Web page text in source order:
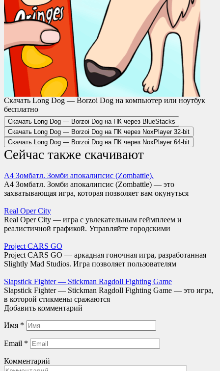
Скачать Long Dog — Borzoi Dog на компьютер или ноутбук
бесплатно
Скачать Long Dog — Borzoi Dog на ПК через BlueStacks
Скачать Long Dog — Borzoi Dog на ПК через NoxPlayer 32-bit
Скачать Long Dog — Borzoi Dog на ПК через NoxPlayer 64-bit
Сейчас также скачивают
А4 Зомбатл. Зомби апокалипсис (Zombattle).
A4 Зомбатл. Зомби апокалипсис (Zombattle) — это
захватывающая игра, которая позволяет вам окунуться
Real Oper City
Real Oper City — игра с увлекательным геймплеем и
реалистичной графикой. Управляйте городскими
Project CARS GO
Project CARS GO — аркадная гоночная игра, разработанная
Slightly Mad Studios. Игра позволяет пользователям
Slapstick Fighter — Stickman Ragdoll Fighting Game
Slapstick Fighter — Stickman Ragdoll Fighting Game — это игра,
в которой стикмены сражаются
Добавить комментарий
Имя *
Email *
Комментарий